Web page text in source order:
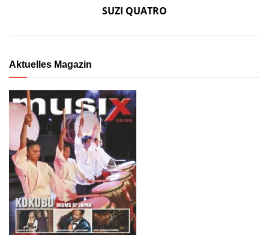
SUZI QUATRO
Aktuelles Magazin